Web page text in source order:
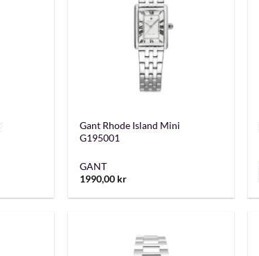
Gant Rhode Island Mini
G195001
GANT
1990,00 kr